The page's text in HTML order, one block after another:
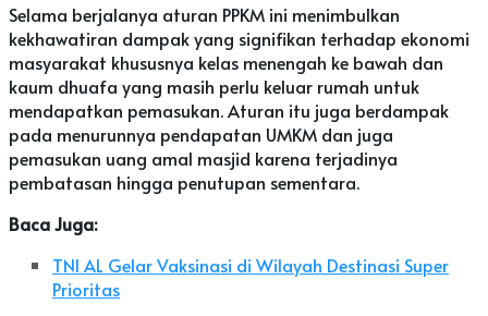
Selama berjalanya aturan PPKM ini menimbulkan
kekhawatiran dampak yang signifikan terhadap ekonomi
masyarakat khususnya kelas menengah ke bawah dan
kaum dhuafa yang masih perlu keluar rumah untuk
mendapatkan pemasukan. Aturan itu juga berdampak
pada menurunnya pendapatan UMKM dan juga
pemasukan uang amal masjid karena terjadinya
pembatasan hingga penutupan sementara.
Baca Juga:
TNI AL Gelar Vaksinasi di Wilayah Destinasi Super
Prioritas